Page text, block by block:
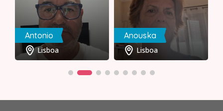
Antonio
Lisboa
Anouska
Lisboa